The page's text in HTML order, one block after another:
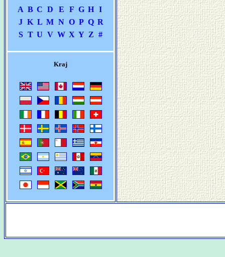
A B C D E F G H I
J K L M N O P Q R
S T U V W X Y Z #
Kraj